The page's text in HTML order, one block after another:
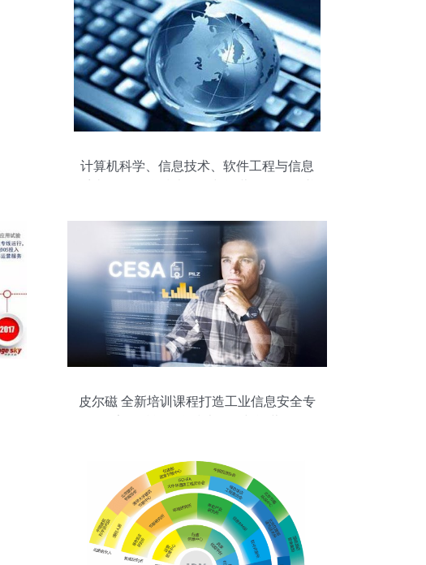
计算机科学、信息技术、软件工程与信息
皮尔磁 全新培训课程打造工业信息安全专